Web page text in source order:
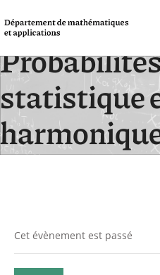
statistique
Cet évènement est passé